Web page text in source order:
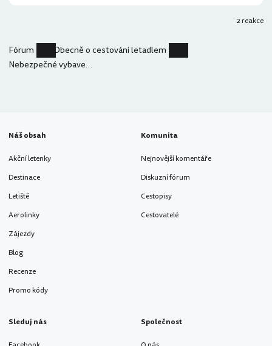
2 reakce
Fórum
Obecně o cestování letadlem
Nebezpečné vybavení v zavazadlovém prostoru
Náš obsah
Akční letenky
Destinace
Letiště
Aerolinky
Zájezdy
Blog
Recenze
Promo kódy
Komunita
Nejnovější komentáře
Diskuzní fórum
Cestopisy
Cestovatelé
Sleduj nás Společnost